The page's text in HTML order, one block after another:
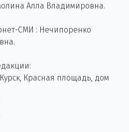
Алла Владимировна.
СМИ : Нечипоренко
Курск, Красная площадь, дом